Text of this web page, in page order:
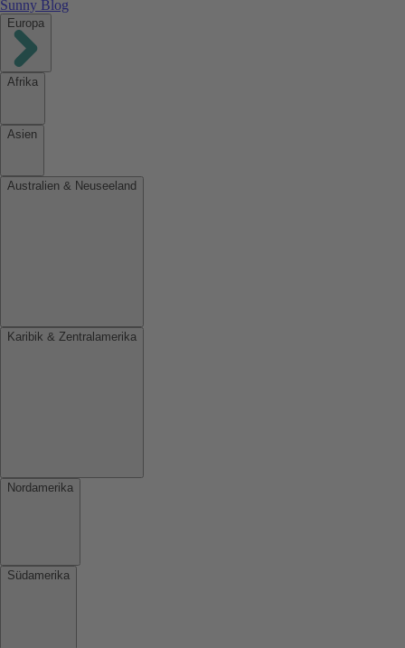
Sunny Blog
Europa
Afrika
Asien
Australien & Neuseeland
Karibik & Zentralamerika
Nordamerika
Südamerika